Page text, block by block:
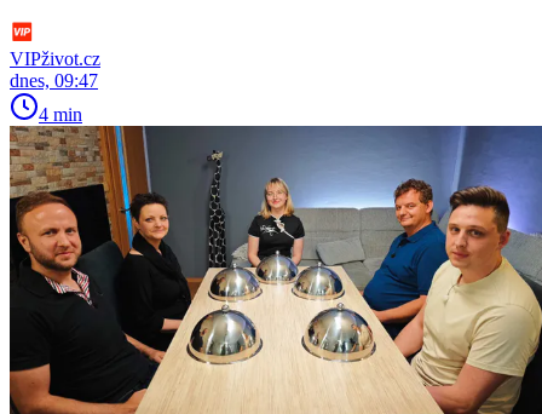
VIPživot.cz
dnes, 09:47
4 min